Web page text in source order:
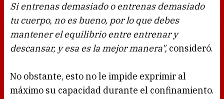
Si entrenas demasiado o entrenas demasiado
tu cuerpo, no es bueno, por lo que debes
mantener el equilibrio entre entrenar y
descansar, y esa es la mejor manera", consideró.
No obstante, esto no le impide exprimir al
máximo su capacidad durante el confinamiento.